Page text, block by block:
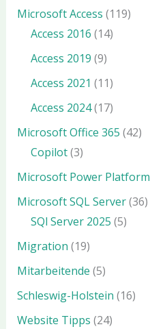
Microsoft Access (119)
Access 2016 (14)
Access 2019 (9)
Access 2021 (11)
Access 2024(17)
Microsoft Office 365 (42)
Copilot(3)
Microsoft Power Platform
Microsoft SQL Server(36)
SQl Server 2025 (5)
Migration (19)
Mitarbeitende (5)
Schleswig-Holstein (16)
Website Tipps (24)